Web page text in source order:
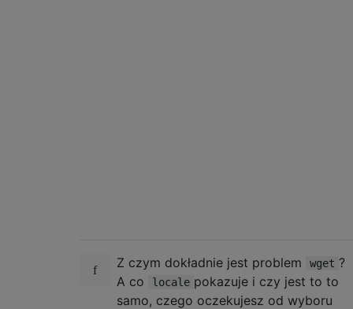
Z czym dokładnie jest problem wget ?
A co
locale pokazuje i czy jest to to
samo, czego oczekujesz od wyboru